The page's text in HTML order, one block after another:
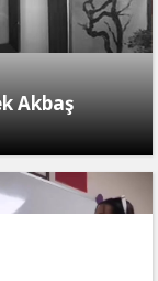
Akbaş